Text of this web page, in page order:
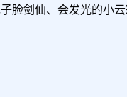
脸剑仙、会发光的小